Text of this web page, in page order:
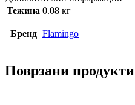
Тежина 0.08 кг
Бренд Flamingo
Поврзани продукти